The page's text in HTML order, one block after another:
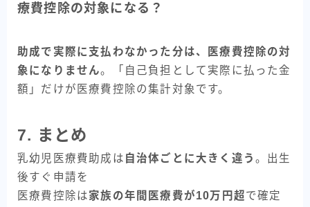
療費控除の対象になる？
助成で実際に支払わなかった分は、医療費控除の対
象になりません。「自己負担として実際に払った金
額」だけが医療費控除の集計対象です。
7. まとめ
乳幼児医療費助成は 自治体ごとに大きく違う。出生
後すぐ申請を
医療費控除は家族の年間医療費が10万円超で確定